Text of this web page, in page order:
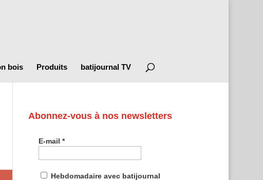
bois Produits batijournal TV
Abonnez-vous à nos newsletters
E-mail*
Hebdomadaire avec batijournal